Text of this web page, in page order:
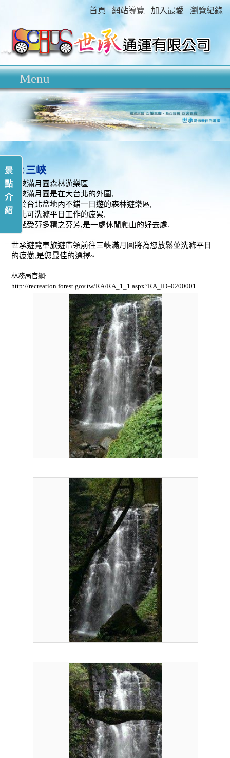
首頁 網站導覽 加入最愛 瀏覽紀錄
景
點
介
紹
三峽
三峽滿月圓森林遊樂區
三峽滿月圓是在大台北的外圍,
位於台北盆地內不錯一日遊的森林遊樂區,
在此可洗滌平日工作的疲累,
可感受芬多精之芬芳,是一處休閒爬山的好去處.
世承遊覽車旅遊帶領前往三峽滿月圓將為您放鬆並洗滌平日
的疲憊,是您最佳的選擇~
林務局官網:
http://recreation.forest.gov.tw/RA/RA_1_1.aspx?RA_ID=0200001